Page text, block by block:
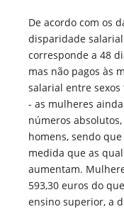
De acordo com os
disparidade
corresponde a 48
mas não pagos às
salarial entre
- as mulheres
números
homens, sendo
medida que as
aumentam.
593,30 euros do
ensino superior, a